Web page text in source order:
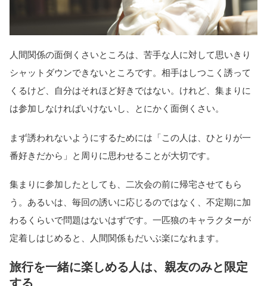
人間関係の面倒くさいところは、苦手な人に対して思いきり
シャットダウンできないところです。相手はしつこく誘って
くるけど、自分はそれほど好きではない。けれど、集まりに
は参加しなければいけないし、とにかく面倒くさい。
まず誘われないようにするためには「この人は、ひとりが一
番好きだから」と周りに思わせることが大切です。
集まりに参加したとしても、二次会の前に帰宅させてもら
う。あるいは、毎回の誘いに応じるのではなく、不定期に加
わるくらいで問題はないはずです。一匹狼のキャラクターが
定着しはじめると、人間関係もだいぶ楽になれます。
旅行を一緒に楽しめる人は、親友のみと限定
する